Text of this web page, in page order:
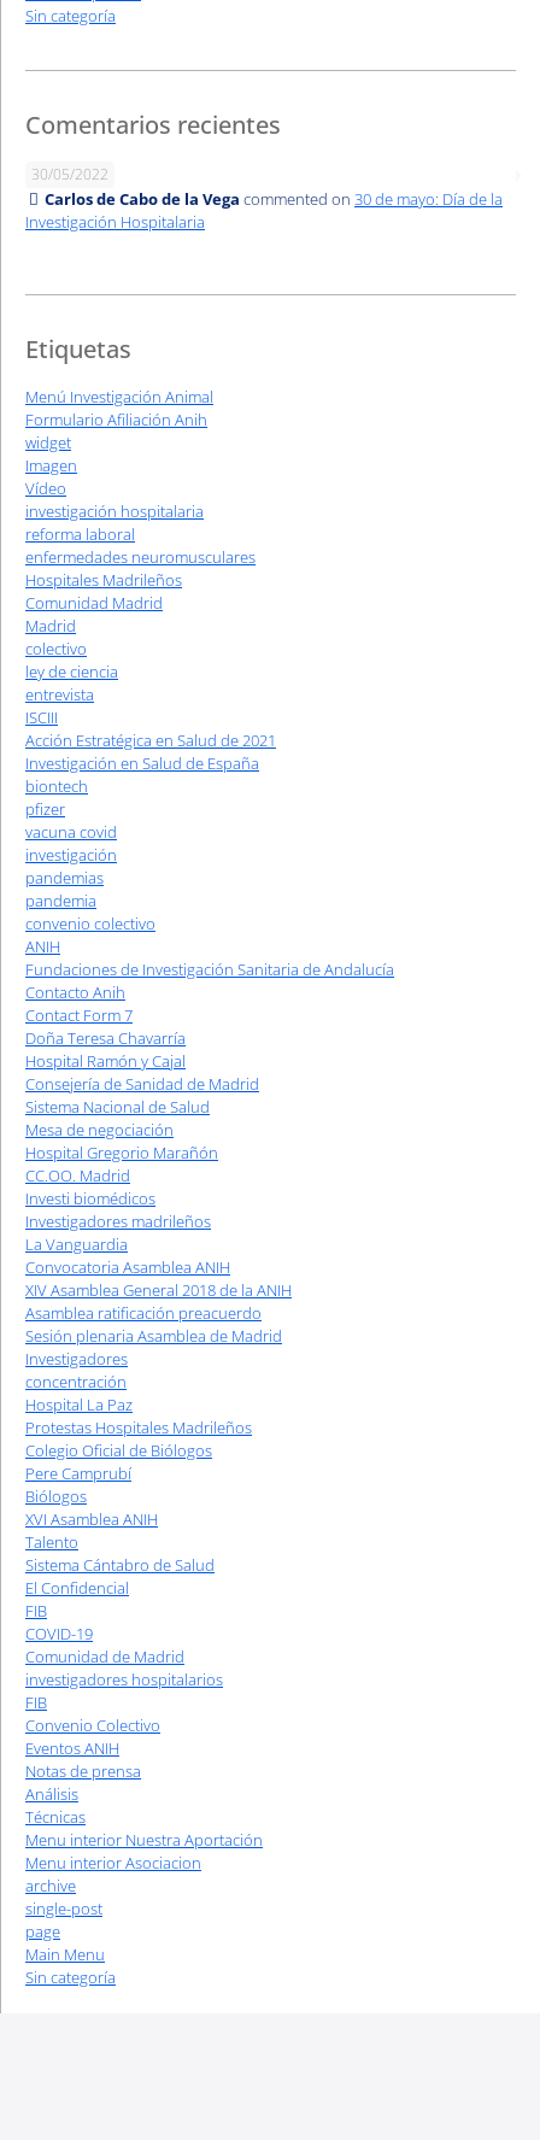
Sin categoría
Comentarios recientes
30/05/2022
Carlos de Cabo de la Vega commented on 30 de mayo: Día de la
Investigación Hospitalaria
Etiquetas
Menú Investigación Animal
Formulario Afiliación Anih
widget
Imagen
Vídeo
investigación hospitalaria
reforma laboral
enfermedades neuromusculares
Hospitales Madrileños
Comunidad Madrid
Madrid
colectivo
ley de ciencia
entrevista
ISCIII
Acción Estratégica en Salud de 2021
Investigación en Salud de España
biontech
pfizer
vacuna covid
investigación
pandemias
pandemia
convenio colectivo
ANIH
Fundaciones de Investigación Sanitaria de Andalucía
Contacto Anih
Contact Form 7
Doña Teresa Chavarría
Hospital Ramón y Cajal
Consejería de Sanidad de Madrid
Sistema Nacional de Salud
Mesa de negociación
Hospital Gregorio Marañón
CC.OO. Madrid
Investi biomédicos
Investigadores madrileños
La Vanguardia
Convocatoria Asamblea ANIH
XIV Asamblea General 2018 de la ANIH
Asamblea ratificación preacuerdo
Sesión plenaria Asamblea de Madrid
Investigadores
concentración
Hospital La Paz
Protestas Hospitales Madrileños
Colegio Oficial de Biólogos
Pere Camprubí
Biólogos
XVI Asamblea ANIH
Talento
Sistema Cántabro de Salud
El Confidencial
FIB
COVID-19
Comunidad de Madrid
investigadores hospitalarios
FIB
Convenio Colectivo
Eventos ANIH
Notas de prensa
Análisis
Técnicas
Menu interior Nuestra Aportación
Menu interior Asociacion
archive
single-post
page
Main Menu
Sin categoría